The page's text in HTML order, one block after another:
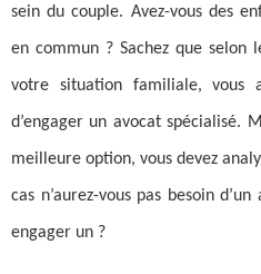
sein du couple. Avez-vous des
en commun ? Sachez que selon
votre situation familiale, vous
d’engager un avocat spécialisé.
meilleure option, vous devez
cas n’aurez-vous pas besoin
engager un ?